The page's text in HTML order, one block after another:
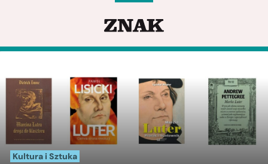
Kultura i Sztuka